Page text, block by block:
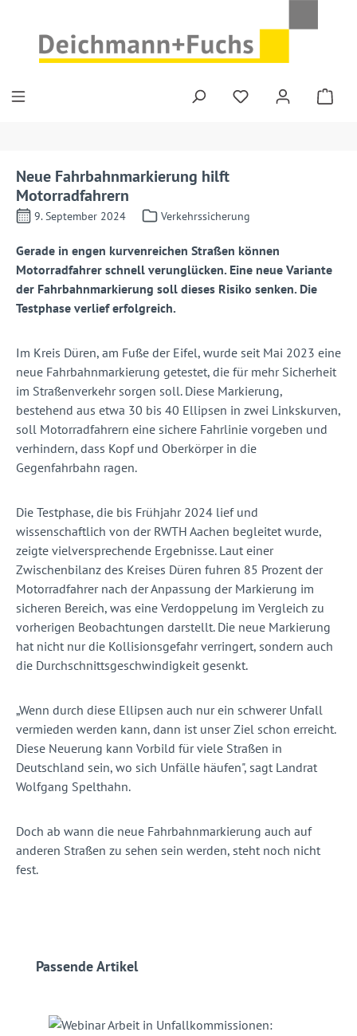
Neue Fahrbahnmarkierung hilft
Motorradfahrern
9. September 2024 Verkehrssicherung
Gerade in engen kurvenreichen Straßen können
Motorradfahrer schnell verunglücken. Eine neue Variante
der Fahrbahnmarkierung soll dieses Risiko senken. Die
Testphase verlief erfolgreich.
Im Kreis Düren, am Fuße der Eifel, wurde seit Mai 2023 eine
neue Fahrbahnmarkierung getestet, die für mehr Sicherheit
im Straßenverkehr sorgen soll. Diese Markierung,
bestehend aus etwa 30 bis 40 Ellipsen in zwei Linkskurven,
soll Motorradfahrern eine sichere Fahrlinie vorgeben und
verhindern, dass Kopf und Oberkörper in die
Gegenfahrbahn ragen.
Die Testphase, die bis Frühjahr 2024 lief und
wissenschaftlich von der RWTH Aachen begleitet wurde,
zeigte vielversprechende Ergebnisse. Laut einer
Zwischenbilanz des Kreises Düren fuhren 85 Prozent der
Motorradfahrer nach der Anpassung der Markierung im
sicheren Bereich, was eine Verdoppelung im Vergleich zu
vorherigen Beobachtungen darstellt. Die neue Markierung
hat nicht nur die Kollisionsgefahr verringert, sondern auch
die Durchschnittsgeschwindigkeit gesenkt.
„Wenn durch diese Ellipsen auch nur ein schwerer Unfall
vermieden werden kann, dann ist unser Ziel schon erreicht.
Diese Neuerung kann Vorbild für viele Straßen in
Deutschland sein, wo sich Unfälle häufen", sagt Landrat
Wolfgang Spelthahn.
Doch ab wann die neue Fahrbahnmarkierung auch auf
anderen Straßen zu sehen sein werden, steht noch nicht
fest.
Produktgalerie überspringen
Passende Artikel